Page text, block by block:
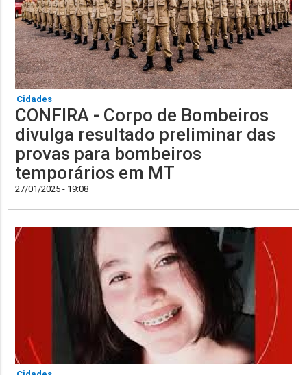
Cidades
CONFIRA - Corpo de Bombeiros
divulga resultado preliminar das
provas para bombeiros
temporários em MT
27/01/2025 - 19:08